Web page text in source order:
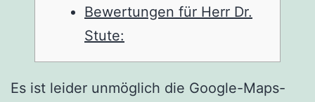
Bewertungen für Herr Dr.
Stute:
Es ist leider unmöglich die Google-Maps-